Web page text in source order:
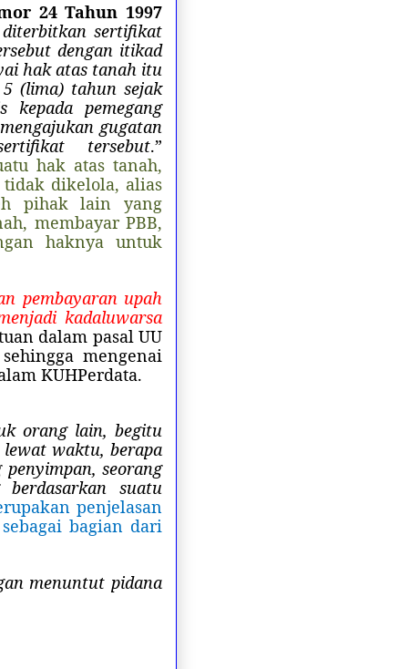
24 Tahun 1997
sertifikat
dengan itikad
hak atas tanah itu
(lima) tahun sejak
pemegang
gugatan
tersebut.”
hak atas tanah,
tidak dikelola, alias
pihak lain yang
membayar PBB,
haknya untuk
pembayaran upah
kadaluwarsa
dalam pasal UU
mengenai
KUHPerdata.
orang lain, begitu
waktu, berapa
seorang
suatu
penjelasan
bagian dari
menuntut pidana